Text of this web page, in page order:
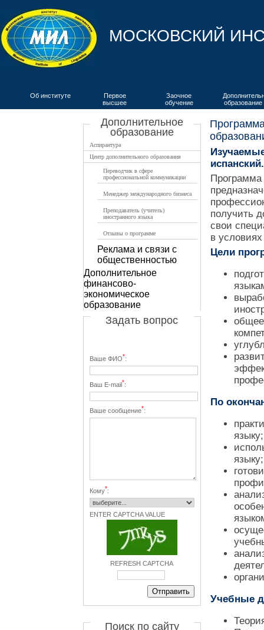
МОСКОВСКИЙ
Об институте
Первое
высшее
Заочное
обучение
образование
Дополнительное
образование
Аспирантура
Центр дополнительного образования
Переводчик в сфере
профессиональной коммуникации
Менеджер международного бизнеса
Преподаватель (учитель)
иностранного языка
Отзывы о программе
Реклама и связи с
общественностью
Дополнительное
финансово-
экономическое
образование
Задать вопрос
Ваше ФИО*:
Ваш E-mail*:
Ваше сообщение*:
Кому*:
ENTER CAPTCHA VALUE
REFRESH CAPTCHA
Поиск по сайту
испанский.
Программа
получить
свои
в
Цели
По
языку;
языку;
Учебные